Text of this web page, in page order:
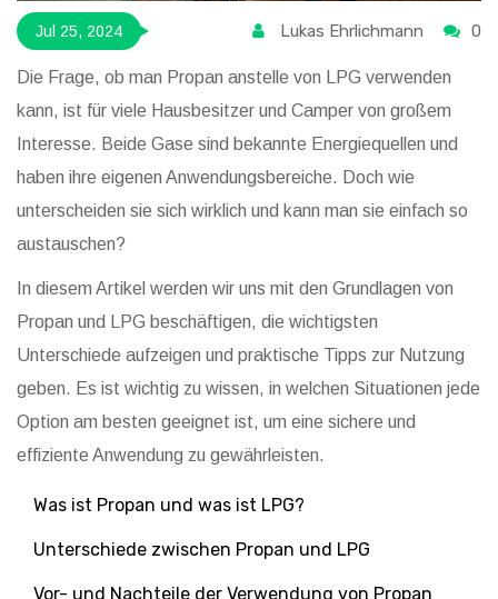
Jul 25, 2024 Lukas Ehrlichmann 0
Die Frage, ob man Propan anstelle von LPG verwenden
kann, ist für viele Hausbesitzer und Camper von großem
Interesse. Beide Gase sind bekannte Energiequellen und
haben ihre eigenen Anwendungsbereiche. Doch wie
unterscheiden sie sich wirklich und kann man sie einfach so
austauschen?
In diesem Artikel werden wir uns mit den Grundlagen von
Propan und LPG beschäftigen, die wichtigsten
Unterschiede aufzeigen und praktische Tipps zur Nutzung
geben. Es ist wichtig zu wissen, in welchen Situationen jede
Option am besten geeignet ist, um eine sichere und
effiziente Anwendung zu gewährleisten.
Was ist Propan und was ist LPG?
Unterschiede zwischen Propan und LPG
Vor- und Nachteile der Verwendung von Propan